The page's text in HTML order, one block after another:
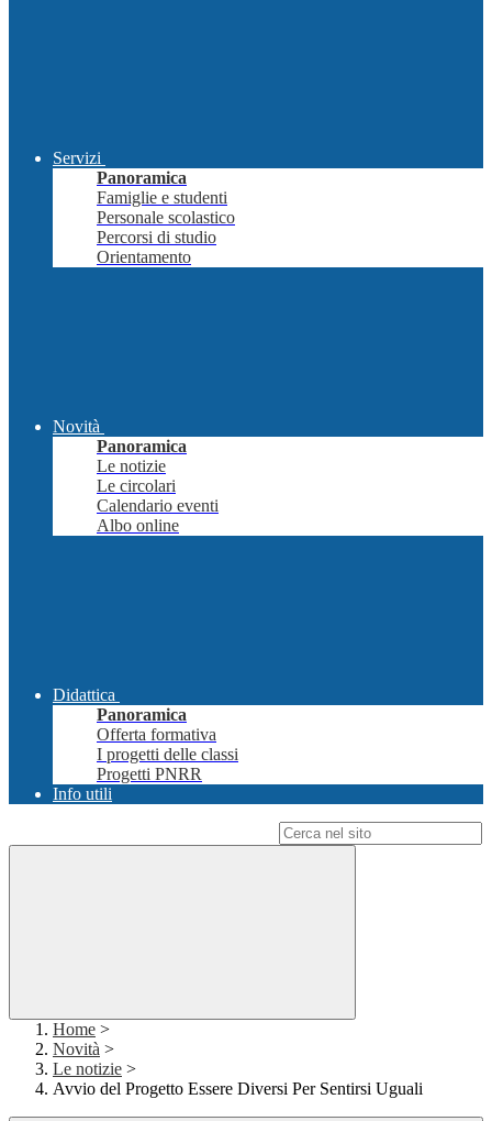
Servizi
Panoramica
Famiglie e studenti
Personale scolastico
Percorsi di studio
Orientamento
Novità
Panoramica
Le notizie
Le circolari
Calendario eventi
Albo online
Didattica
Panoramica
Offerta formativa
I progetti delle classi
Progetti PNRR
Info utili
Home >
Novità >
Le notizie >
Avvio del Progetto Essere Diversi Per Sentirsi Uguali